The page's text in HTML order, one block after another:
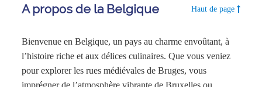
A propos de la Belgique Haut de page
Bienvenue en Belgique, un pays au charme envoûtant, à
l’histoire riche et aux délices culinaires. Que vous veniez
pour explorer les rues médiévales de Bruges, vous